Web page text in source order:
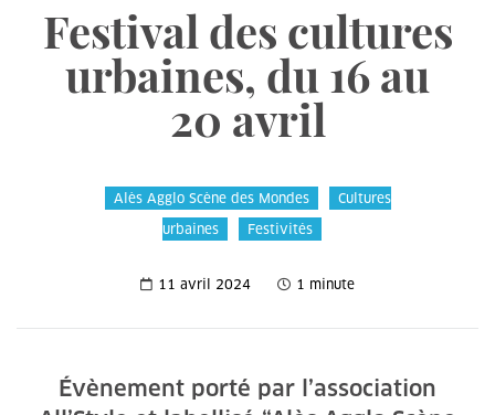
Festival des cultures
urbaines, du 16 au
20 avril
Alès Agglo Scène des Mondes
Cultures
urbaines
Festivités
11 avril 2024 1 minute
Évènement porté par l’association